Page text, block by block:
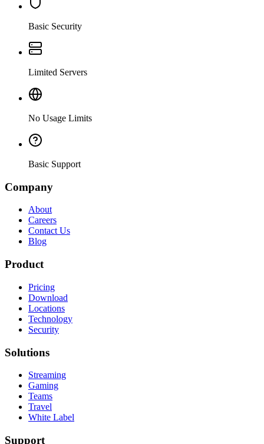
Basic Security
Limited Servers
No Usage Limits
Basic Support
Company
About
Careers
Contact Us
Blog
Product
Pricing
Download
Locations
Technology
Security
Solutions
Streaming
Gaming
Teams
Travel
White Label
Support